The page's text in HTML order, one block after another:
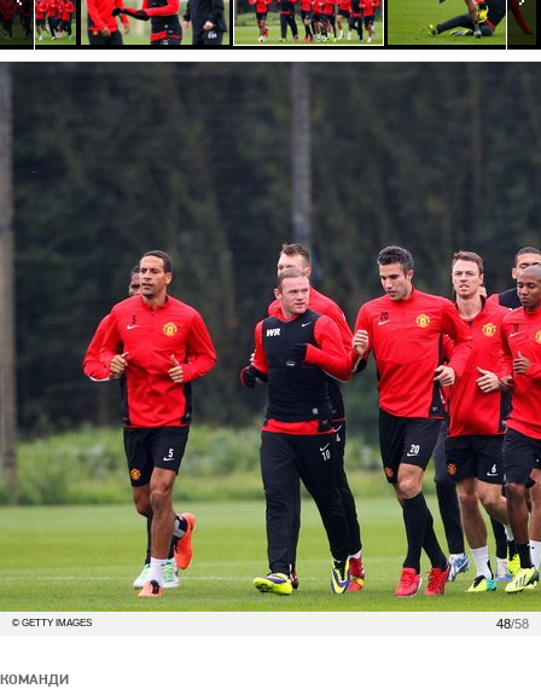
48/58
© GETTY IMAGES
КОМАНДИ